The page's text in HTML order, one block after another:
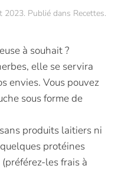
2023. Publié dans Recettes.
à souhait ?
elle se servira
envies. Vous pouvez
sous forme de
produits laitiers ni
protéines
les frais à